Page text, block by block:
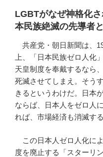
LGBTがなぜ神格化
本民族絶滅の先導者
共産党・朝日新聞は、
上、「日本民族ゼロ人化
天皇制度を奉戴するなら
死滅させてしまえ。そう
きるというわけだ。日本
ならば、日本人をゼロ人
れば、市場経済も消滅する
この日本人ゼロ人化に
度を廃止する「スターリ